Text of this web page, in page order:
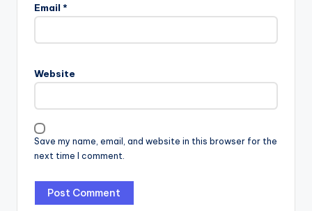
Email *
Website
Save my name, email, and website in this browser for the
next time I comment.